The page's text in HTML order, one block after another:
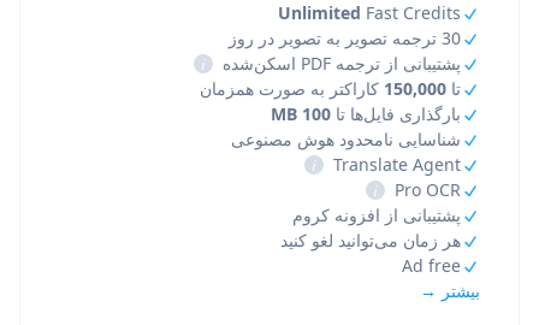
Unlimited Fast Credits
30 ترجمه تصویر به تصویر در روز
پشتیبانی از ترجمه PDF اسکن‌شده
i
تا 150,000 کاراکتر به صورت همزمان
بارگذاری فایل‌ها تا 100 MB
شناسایی نامحدود هوش مصنوعی
Translate Agent
i
Pro OCR
i
پشتیبانی از افزونه کروم
هر زمان می‌توانید لغو کنید
Ad free
بیشتر →